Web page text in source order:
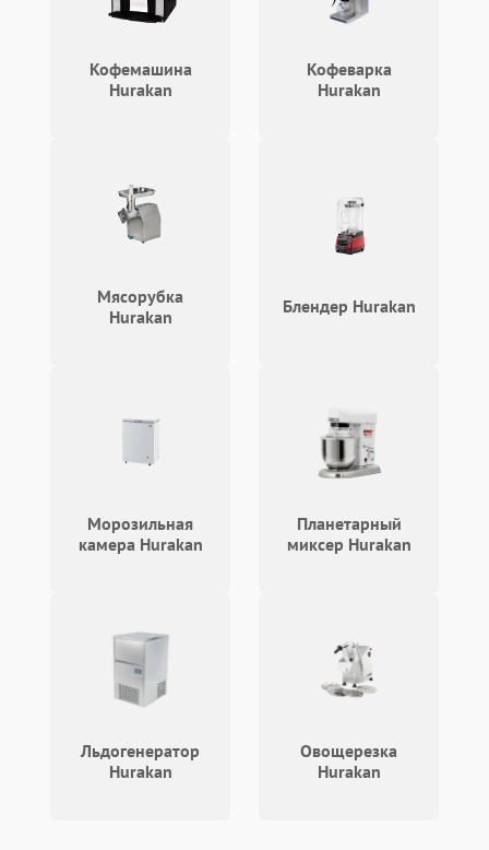
Кофемашина
Hurakan
Кофеварка
Hurakan
Мясорубка
Hurakan
Блендер Hurakan
Морозильная
камера Hurakan
Планетарный
миксер Hurakan
Льдогенератор
Hurakan
Овощерезка
Hurakan